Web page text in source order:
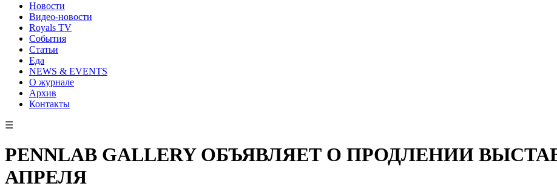
Новости
Видео-новости
Royals TV
События
Статьи
Еда
NEWS & EVENTS
О журнале
Архив
Контакты
☰
PENNLAB GALLERY ОБЪЯВЛЯЕТ О ПРОДЛЕНИИ
АПРЕЛЯ